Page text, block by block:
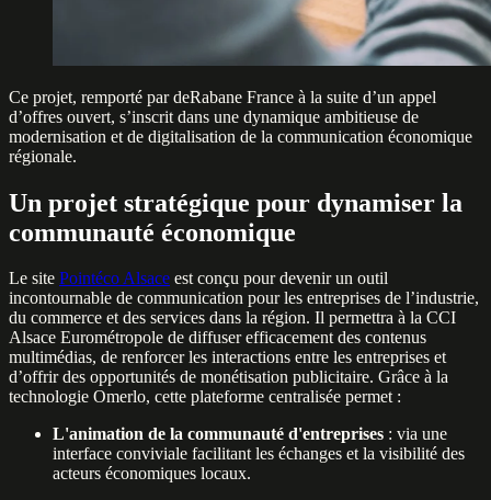
Ce projet, remporté par deRabane France à la suite d’un appel
d’offres ouvert, s’inscrit dans une dynamique ambitieuse de
modernisation et de digitalisation de la communication économique
régionale.
Un projet stratégique pour dynamiser la
communauté économique
Le site Pointéco Alsace est conçu pour devenir un outil
incontournable de communication pour les entreprises de l’industrie,
du commerce et des services dans la région. Il permettra à la CCI
Alsace Eurométropole de diffuser efficacement des contenus
multimédias, de renforcer les interactions entre les entreprises et
d’offrir des opportunités de monétisation publicitaire. Grâce à la
technologie Omerlo, cette plateforme centralisée permet :
L'animation de la communauté d'entreprises : via une
interface conviviale facilitant les échanges et la visibilité des
acteurs économiques locaux.